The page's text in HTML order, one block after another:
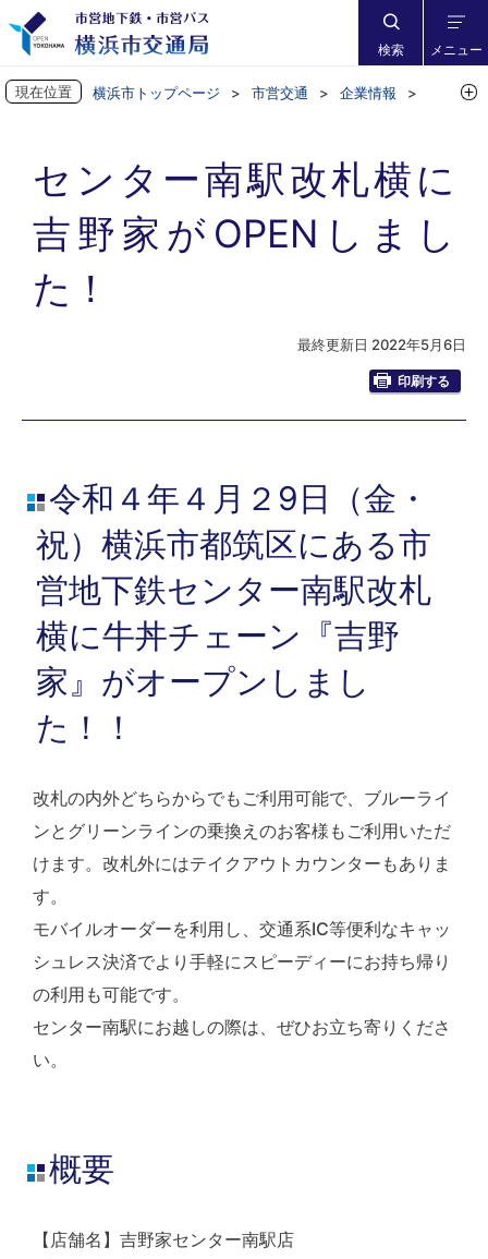
検索 メニュー
現在位置 横浜市トップページ 市営交通
企業情報
センター南駅改札横に
吉野家がOPENしまし
た！
最終更新日 2022年5月6日
印刷する
令和４年４月２9日（金・
祝）横浜市都筑区にある市
営地下鉄センター南駅改札
横に牛丼チェーン『吉野
家』がオープンしまし
た！！
改札の内外どちらからでもご利用可能で、ブルーライ
ンとグリーンラインの乗換えのお客様もご利用いただ
けます。改札外にはテイクアウトカウンターもありま
す。
モバイルオーダーを利用し、交通系IC等便利なキャッ
シュレス決済でより手軽にスピーディーにお持ち帰り
の利用も可能です。
センター南駅にお越しの際は、ぜひお立ち寄りくださ
い。
概要
【店舗名】吉野家センター南駅店